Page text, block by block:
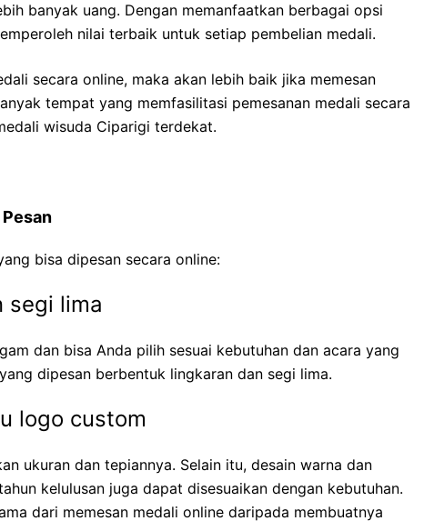
banyak uang. Dengan memanfaatkan berbagai opsi
nilai terbaik untuk setiap pembelian medali.
secara online, maka akan lebih baik jika memesan
tempat yang memfasilitasi pemesanan medali secara
wisuda Ciparigi terdekat.
bisa dipesan secara online:
segi lima
dan bisa Anda pilih sesuai kebutuhan dan acara yang
dipesan berbentuk lingkaran dan segi lima.
logo custom
ukuran dan tepiannya. Selain itu, desain warna dan
kelulusan juga dapat disesuaikan dengan kebutuhan.
dari memesan medali online daripada membuatnya